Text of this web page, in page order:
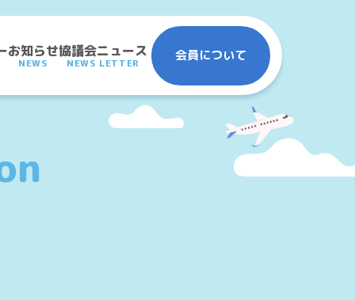
お知らせ
NEWS
協議会ニュース
NEWS LETTER 会員について